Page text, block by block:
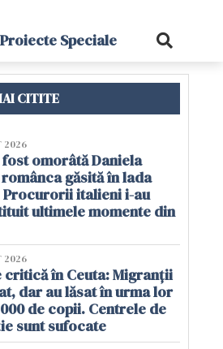
Proiecte Speciale
CITITE
2026
fost omorâtă Daniela
găsită în lada
Procurorii italieni i-au
ultimele momente din
2026
critică în Ceuta: Migranții
dar au lăsat în urma lor
de copii. Centrele de
sunt sufocate